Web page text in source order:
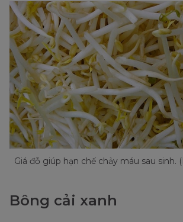
Giá đỗ giúp hạn chế chảy máu sau sinh.
Bông cải xanh